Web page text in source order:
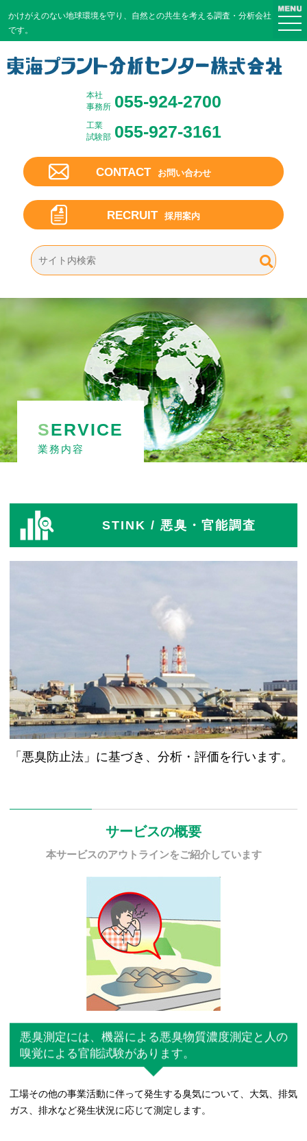
かけがえのない地球環境を守り、 自然との共生を考える調査・分析会社
です。
本社
事務所 055-924-2700
工業
試験部 055-927-3161
CONTACT お問い合わせ
RECRUIT 採用案内
SERVICE
業務内容
STINK / 悪臭・官能調査
「悪臭防止法」に基づき、分析・評価を行います。
サービスの概要
本サービスのアウトラインをご紹介しています
悪臭測定には、機器による悪臭物質濃度測定と人の
嗅覚による官能試験があります。
工場その他の事業活動に伴って発生する臭気について、大気、排気
ガス、排水など発生状況に応じて測定します。